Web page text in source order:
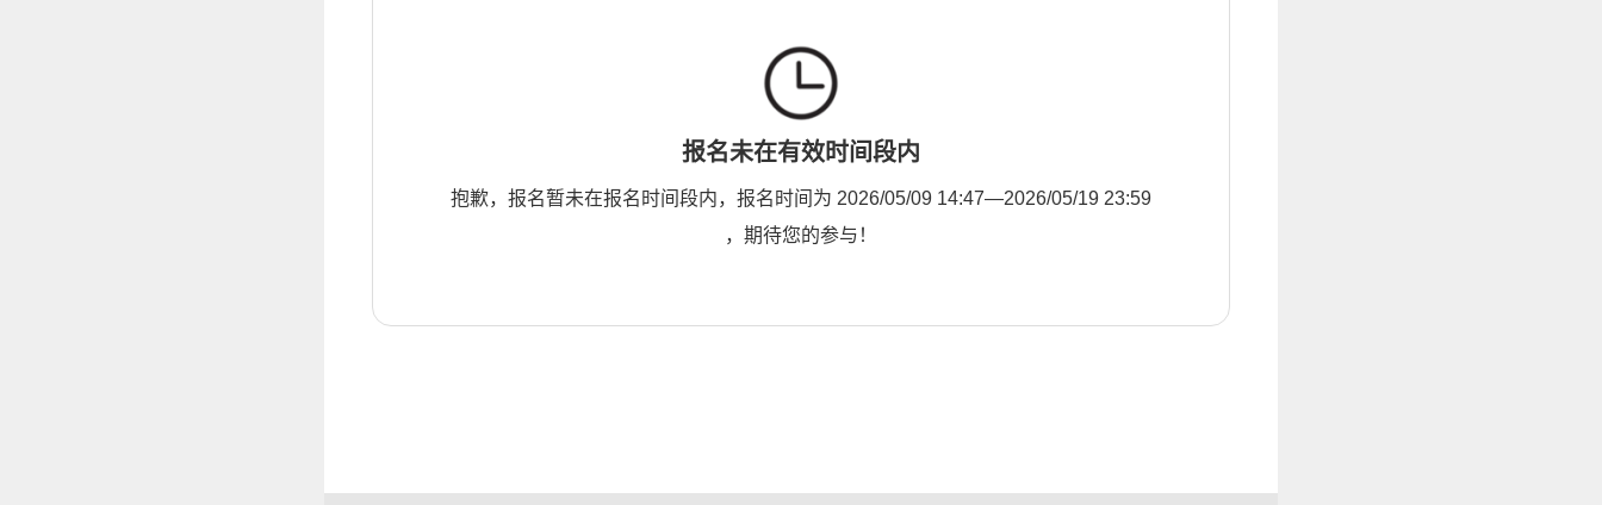
报名未在有效时间段内
抱歉，报名暂未在报名时间段内，报名时间为 2026/05/09 14:47—2026/05/19 23:59
，期待您的参与！